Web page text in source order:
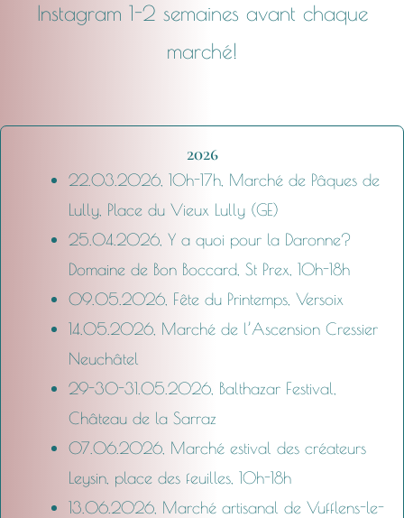
Instagram 1-2 semaines avant chaque
marché!
2026
22.03.2026, 10h-17h, Marché de Pâques de
Lully, Place du Vieux Lully (GE)
25.04.2026, Y a quoi pour la Daronne?
Domaine de Bon Boccard, St Prex, 10h-18h
09.05.2026, Fête du Printemps, Versoix
14.05.2026, Marché de l’Ascension Cressier
Neuchâtel
29-30-31.05.2026, Balthazar Festival,
Château de la Sarraz
07.06.2026, Marché estival des créateurs
Leysin, place des feuilles, 10h-18h
13.06.2026, Marché artisanal de Vufflens-le-